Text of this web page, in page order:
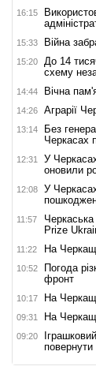
16:15
15:33 Війна
15:20
До 14
схему
14:44 Вічна
14:26 Аграрії
13:14
Без
Черкасах
12:31
У
оновили
12:08
У
11:57
Prize
11:22 На
10:52
Погода
фронт
10:17 На
09:31 На
09:20
повернути